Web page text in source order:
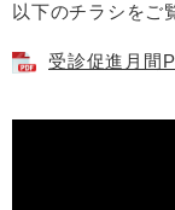
以下のチラシをご
受診促進月間